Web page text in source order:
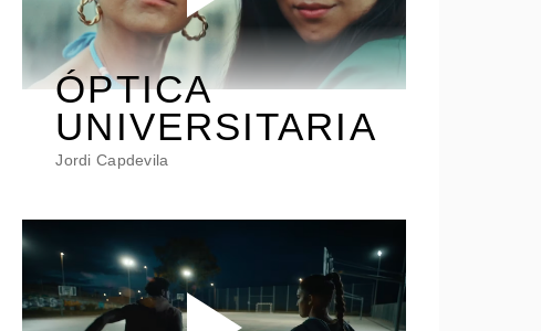
ÓPTICA
UNIVERSITARIA
Jordi Capdevila